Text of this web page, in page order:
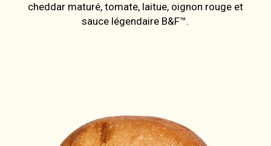
cheddar maturé, tomate, laitue, oignon rouge et
sauce légendaire B&F™.